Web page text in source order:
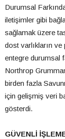
Durumsal
iletişimler gibi
sağlamak üzere
dost varlıkların
entegre durumsal
Northrop
birden fazla
için gelişmiş veri
gösterdi.
GÜVENLİ